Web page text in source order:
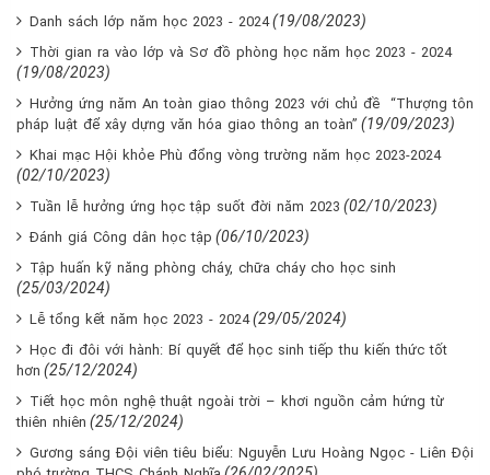
Danh sách lớp năm học 2023 - 2024 (19/08/2023)
Thời gian ra vào lớp và Sơ đồ phòng học năm học 2023 - 2024
(19/08/2023)
Hưởng ứng năm An toàn giao thông 2023 với chủ đề “Thượng tôn
pháp luật để xây dựng văn hóa giao thông an toàn” (19/09/2023)
Khai mạc Hội khỏe Phù đổng vòng trường năm học 2023-2024
(02/10/2023)
Tuần lễ hưởng ứng học tập suốt đời năm 2023 (02/10/2023)
Đánh giá Công dân học tập (06/10/2023)
Tập huấn kỹ năng phòng cháy, chữa cháy cho học sinh
(25/03/2024)
Lễ tổng kết năm học 2023 - 2024 (29/05/2024)
Học đi đôi với hành: Bí quyết để học sinh tiếp thu kiến thức tốt
hơn (25/12/2024)
Tiết học môn nghệ thuật ngoài trời – khơi nguồn cảm hứng từ
thiên nhiên (25/12/2024)
Gương sáng Đội viên tiêu biểu: Nguyễn Lưu Hoàng Ngọc - Liên Đội